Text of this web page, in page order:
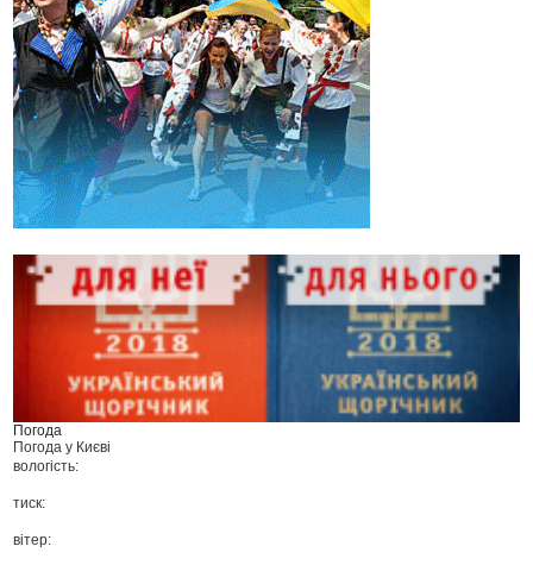
Погода
Погода у Києві
вологість:
тиск:
вітер: